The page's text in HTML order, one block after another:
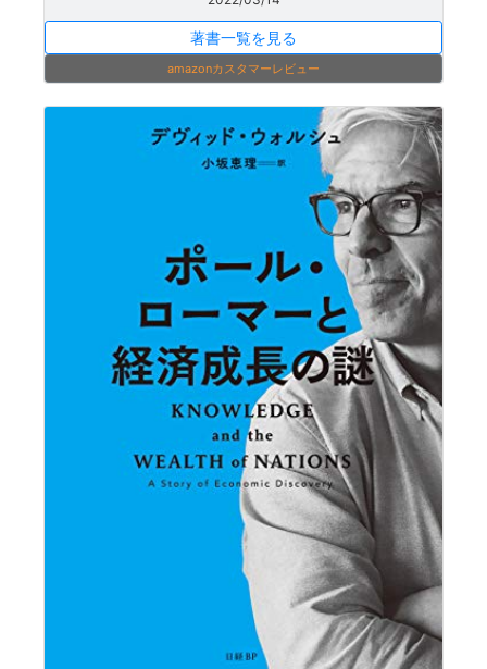
著書一覧を見る
amazonカスタマーレビュー